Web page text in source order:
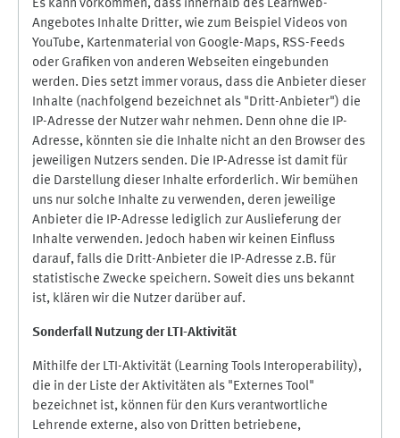
Es kann vorkommen, dass innerhalb des Learnweb-
Angebotes Inhalte Dritter, wie zum Beispiel Videos von
YouTube, Kartenmaterial von Google-Maps, RSS-Feeds
oder Grafiken von anderen Webseiten eingebunden
werden. Dies setzt immer voraus, dass die Anbieter dieser
Inhalte (nachfolgend bezeichnet als "Dritt-Anbieter") die
IP-Adresse der Nutzer wahr nehmen. Denn ohne die IP-
Adresse, könnten sie die Inhalte nicht an den Browser des
jeweiligen Nutzers senden. Die IP-Adresse ist damit für
die Darstellung dieser Inhalte erforderlich. Wir bemühen
uns nur solche Inhalte zu verwenden, deren jeweilige
Anbieter die IP-Adresse lediglich zur Auslieferung der
Inhalte verwenden. Jedoch haben wir keinen Einfluss
darauf, falls die Dritt-Anbieter die IP-Adresse z.B. für
statistische Zwecke speichern. Soweit dies uns bekannt
ist, klären wir die Nutzer darüber auf.
Sonderfall Nutzung der LTI-Aktivität
Mithilfe der LTI-Aktivität (Learning Tools Interoperability),
die in der Liste der Aktivitäten als "Externes Tool"
bezeichnet ist, können für den Kurs verantwortliche
Lehrende externe, also von Dritten betriebene,